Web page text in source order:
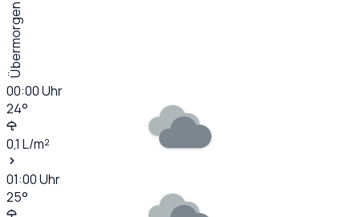
Übermorgen
00:00Uhr
24°
0,1 L/m²
01:00Uhr
25°